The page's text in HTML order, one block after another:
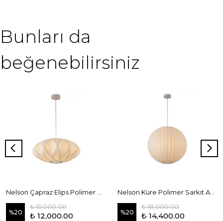
Bunları da
beğenebilirsiniz
%20
₺ 15,000.00
₺ 12,000.00 %20
₺ 18,000.00
₺ 14,400.00